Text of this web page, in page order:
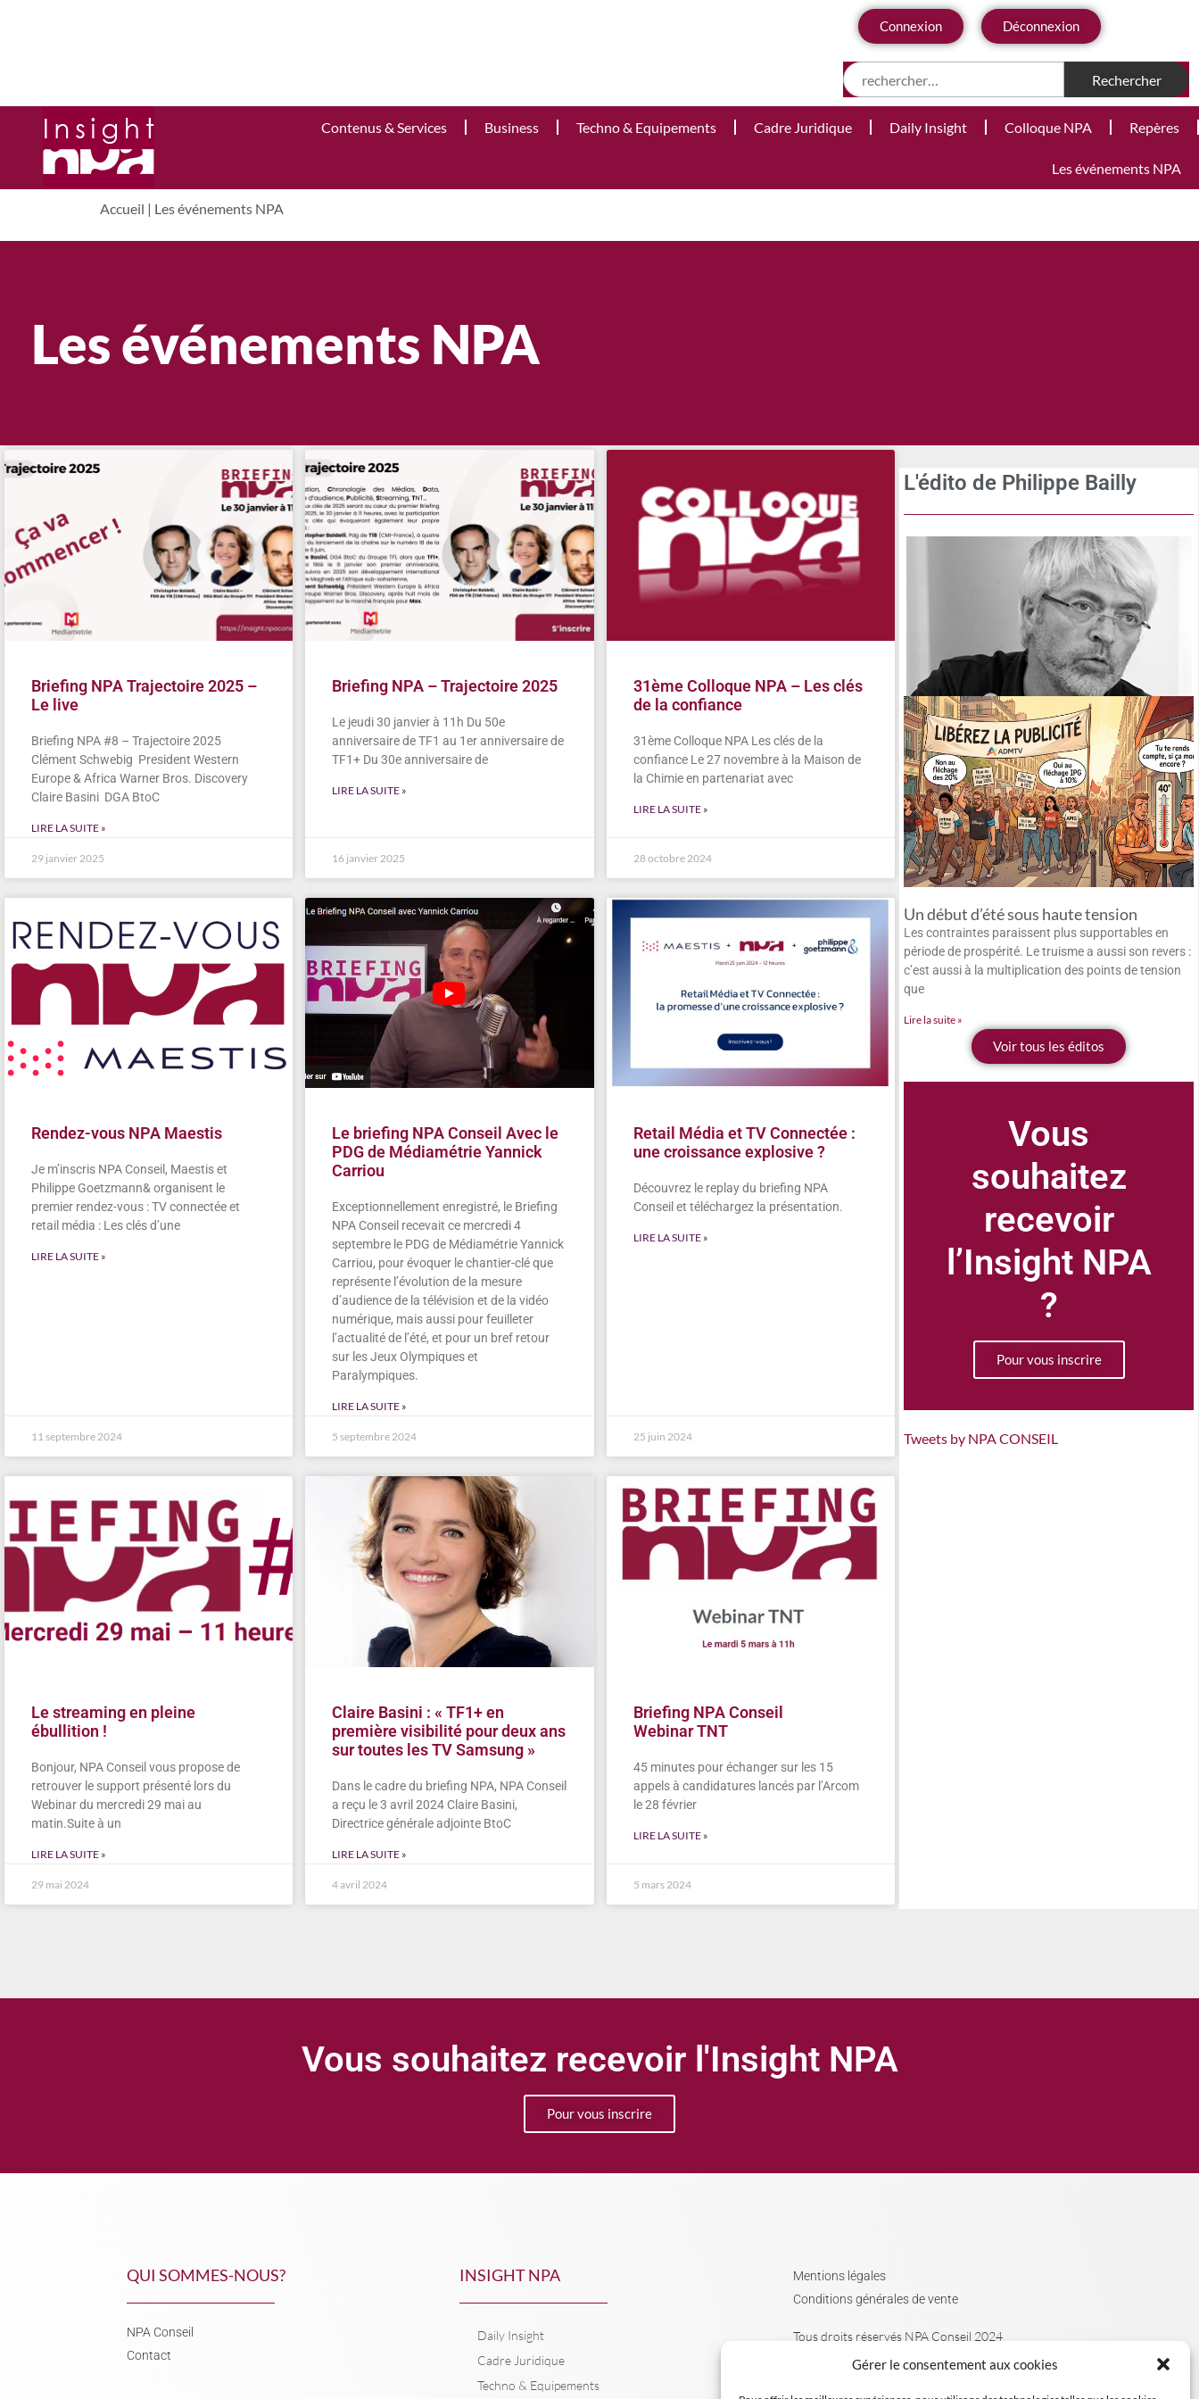
Gérer le consentement aux cookies
Connexion Déconnexion
Contenus & Services Business Techno & Equipements Cadre Juridique Daily Insight Colloque NPA Repères
Les événements NPA
Accueil | Les événements NPA
Les événements NPA
Briefing NPA Trajectoire 2025 –
Le live
Briefing NPA #8 – Trajectoire 2025
Clément Schwebig President Western
Europe & Africa Warner Bros. Discovery
Claire Basini DGA BtoC
LIRE LA SUITE »
29 janvier 2025
Briefing NPA – Trajectoire 2025
Le jeudi 30 janvier à 11h Du 50e
anniversaire de TF1 au 1er anniversaire de
TF1+ Du 30e anniversaire de
LIRE LA SUITE »
16 janvier 2025
31ème Colloque NPA – Les clés
de la confiance
31ème Colloque NPA Les clés de la
confiance Le 27 novembre à la Maison de
la Chimie en partenariat avec
LIRE LA SUITE »
28 octobre 2024
Rendez-vous NPA Maestis
Je m’inscris NPA Conseil, Maestis et
Philippe Goetzmann& organisent le
premier rendez-vous : TV connectée et
retail média : Les clés d’une
LIRE LA SUITE »
11 septembre 2024
Le briefing NPA Conseil Avec le
PDG de Médiamétrie Yannick
Carriou
Exceptionnellement enregistré, le Briefing
NPA Conseil recevait ce mercredi 4
septembre le PDG de Médiamétrie Yannick
Carriou, pour évoquer le chantier-clé que
représente l’évolution de la mesure
d’audience de la télévision et de la vidéo
numérique, mais aussi pour feuilleter
l’actualité de l’été, et pour un bref retour
sur les Jeux Olympiques et
Paralympiques.
LIRE LA SUITE »
5 septembre 2024
Retail Média et TV Connectée :
une croissance explosive ?
Découvrez le replay du briefing NPA
Conseil et téléchargez la présentation.
LIRE LA SUITE »
25 juin 2024
Le streaming en pleine
ébullition !
Bonjour, NPA Conseil vous propose de
retrouver le support présenté lors du
Webinar du mercredi 29 mai au
matin.Suite à un
LIRE LA SUITE »
29 mai 2024
Claire Basini : « TF1+ en
première visibilité pour deux ans
sur toutes les TV Samsung »
Dans le cadre du briefing NPA, NPA Conseil
a reçu le 3 avril 2024 Claire Basini,
Directrice générale adjointe BtoC
LIRE LA SUITE »
4 avril 2024
Briefing NPA Conseil
Webinar TNT
45 minutes pour échanger sur les 15
appels à candidatures lancés par l’Arcom
le 28 février
LIRE LA SUITE »
5 mars 2024
L'édito de Philippe Bailly
Un début d’été sous haute tension
Les contraintes paraissent plus supportables en
période de prospérité. Le truisme a aussi son revers :
c’est aussi à la multiplication des points de tension
que
Lire la suite »
Voir tous les éditos
Vous
souhaitez
recevoir
l’Insight NPA
?
Pour vous inscrire
Tweets by NPA CONSEIL
Vous souhaitez recevoir l'Insight NPA
Pour vous inscrire
QUI SOMMES-NOUS?
NPA Conseil
Contact
INSIGHT NPA
Daily Insight
Cadre Juridique
Techno & Equipements
Mentions légales
Conditions générales de vente
Tous droits réservés NPA Conseil 2024